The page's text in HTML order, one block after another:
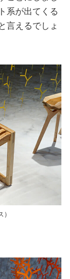
系が出てくる
言えるでしょ